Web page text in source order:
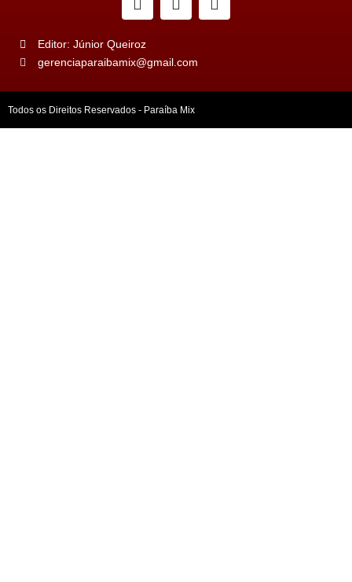
Editor: Júnior Queiroz
gerenciaparaibamix@gmail.com
Todos os Direitos Reservados - Paraíba Mix